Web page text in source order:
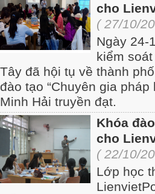
cho
( 27/10/
Ngày 24-
kiểm
Tây đã hội tụ về thành
đào tạo “Chuyên gia
Minh Hải truyền đạt.
Khóa
cho
( 22/10/
Lớp học